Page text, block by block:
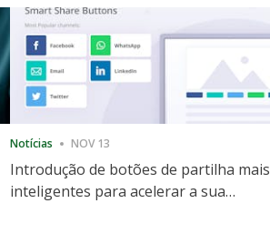
Notícias NOV 13
Introdução de botões de partilha mais
inteligentes para acelerar a sua